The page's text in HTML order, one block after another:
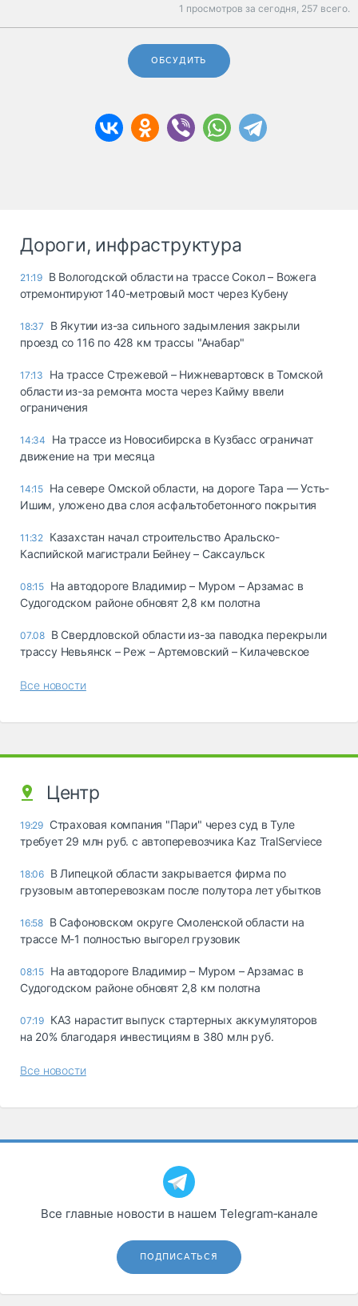
1 просмотров за сегодня, 257 всего.
ОБСУДИТЬ
Дороги, инфраструктура
21:19 В Вологодской области на трассе Сокол – Вожега
отремонтируют 140-метровый мост через Кубену
18:37
В Якутии из-за сильного задымления закрыли
проезд со 116 по 428 км трассы "Анабар"
17:13
На трассе Стрежевой – Нижневартовск в Томской
области из-за ремонта моста через Кайму ввели
ограничения
14:34
На трассе из Новосибирска в Кузбасс ограничат
движение на три месяца
14:15 На севере Омской области, на дороге Тара — Усть-
Ишим, уложено два слоя асфальтобетонного покрытия
11:32 Казахстан начал строительство Аральско-
Каспийской магистрали Бейнеу – Саксаульск
08:15 На автодороге Владимир – Муром – Арзамас в
Судогодском районе обновят 2,8 км полотна
07.08 В Свердловской области из-за паводка перекрыли
трассу Невьянск – Реж – Артемовский – Килачевское
Все новости
Центр
19:29 Страховая компания "Пари" через суд в Туле
требует 29 млн руб. с автоперевозчика Kaz TralServiece
18:06 В Липецкой области закрывается фирма по
грузовым автоперевозкам после полутора лет убытков
16:58 В Сафоновском округе Смоленской области на
трассе М-1 полностью выгорел грузовик
08:15 На автодороге Владимир – Муром – Арзамас в
Судогодском районе обновят 2,8 км полотна
07:19 КАЗ нарастит выпуск стартерных аккумуляторов
на 20% благодаря инвестициям в 380 млн руб.
Все новости
Все главные новости в нашем Telegram‑канале
ПОДПИСАТЬСЯ